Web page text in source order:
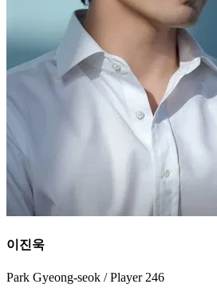
이진욱
Park Gyeong-seok / Player 246